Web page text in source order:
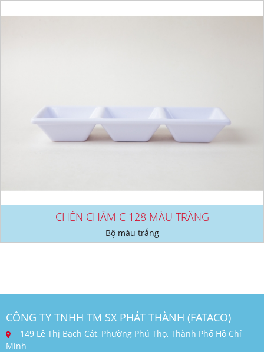
CHÉN CHẤM C 128 MÀU TRẮNG
Bộ màu trắng
CÔNG TY TNHH TM SX PHÁT THÀNH (FATACO)
149 Lê Thị Bạch Cát, Phường Phú Thọ, Thành Phố Hồ Chí
Minh